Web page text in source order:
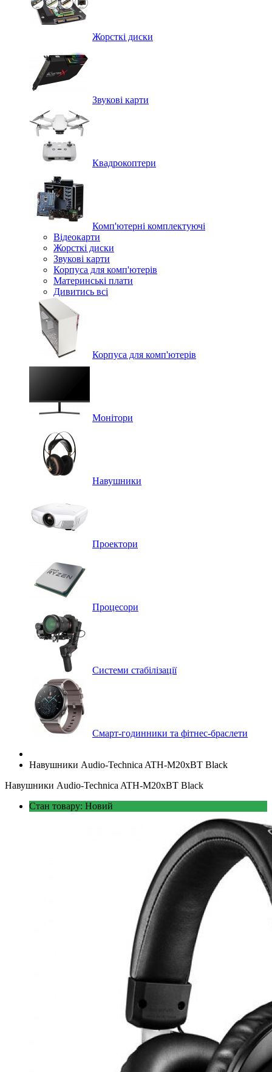
Жорсткі диски
Звукові карти
Квадрокоптери
Комп'ютерні комплектуючі
Відеокарти
Жорсткі диски
Звукові карти
Корпуса для комп'ютерів
Материнські плати
Дивитись всі
Корпуса для комп'ютерів
Монітори
Навушники
Проектори
Процесори
Системи стабілізації
Смарт-годинники та фітнес-браслети
Навушники Audio-Technica ATH-M20xBT Black
Навушники Audio-Technica ATH-M20xBT Black
Стан товару: Новий